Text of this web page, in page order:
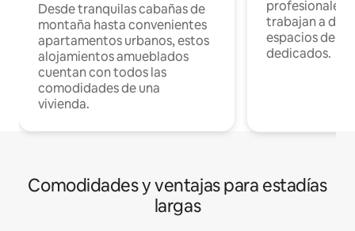
Desde tranquilas cabañas de
montaña hasta convenientes
apartamentos urbanos, estos
alojamientos amueblados
cuentan con todos las
comodidades de una
vivienda.
profesionales
trabajan a
espacios de
dedicados.
Comodidades y ventajas para estadías
largas